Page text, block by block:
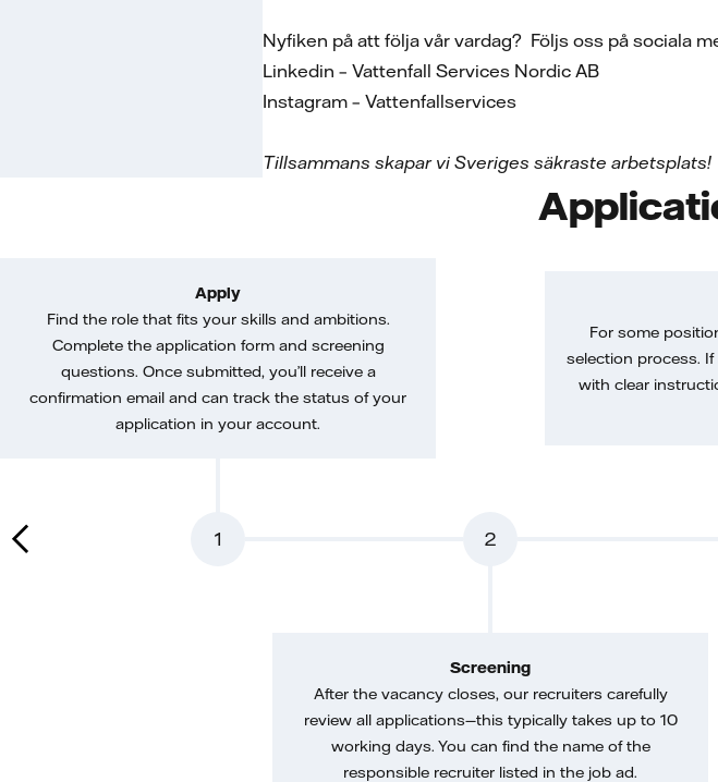
Nyfiken på att följa vår vardag? Följs oss på sociala
Linkedin – Vattenfall Services Nordic AB
Instagram – Vattenfallservices
Tillsammans skapar vi Sveriges säkraste arbetsplats!
1
Apply
Find the role that fits your skills and ambitions.
Complete the application form and screening
questions. Once submitted, you’ll receive a
confirmation email and can track the status of your
application in your account.
2
Screening
After the vacancy closes, our recruiters carefully
review all applications—this typically takes up to 10
working days. You can find the name of the
responsible recruiter listed in the job ad.
For some
selection process. If
with clear